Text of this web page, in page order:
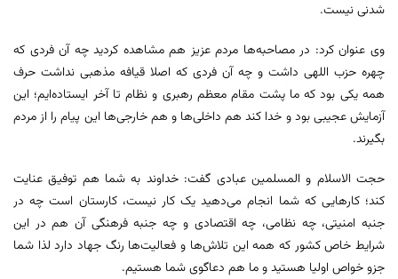
شدنی نیست.
وی عنوان کرد: در مصاحبه‌ها مردم عزیز هم مشاهده کردید چه آن فردی که
چهره حزب اللهی داشت و چه آن فردی که اصلا قیافه مذهبی نداشت حرف
همه یکی بود که ما پشت مقام معظم رهبری و نظام تا آخر ایستاده‌ایم؛ این
آزمایش عجیبی بود و خدا کند هم داخلی‌ها و هم خارجی‌ها این پیام را از مردم
بگیرند.
حجت الاسلام و المسلمین عبادی گفت: خداوند به شما هم توفیق عنایت
کند؛ کارهایی که شما انجام می‌دهید یک کار نیست، کارستان است چه در
جنبه امنیتی، چه نظامی، چه اقتصادی و چه جنبه فرهنگی آن هم در این
شرایط خاص کشور که همه این تلاش‌ها و فعالیت‌ها رنگ جهاد دارد لذا شما
جزو خواص اولیا هستید و ما هم دعاگوی شما هستیم.